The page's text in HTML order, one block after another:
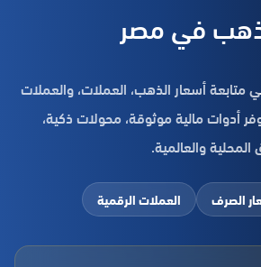
في مصر
أسعار الذهب، العملات، والعملات
أدوات مالية موثوقة، محولات ذكية،
والعالمية.
الصرف العملات الرقمية